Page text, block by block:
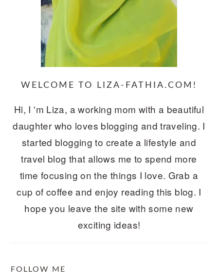
WELCOME TO LIZA-FATHIA.COM!
Hi, I 'm Liza, a working mom with a beautiful
daughter who loves blogging and traveling. I
started blogging to create a lifestyle and
travel blog that allows me to spend more
time focusing on the things I love. Grab a
cup of coffee and enjoy reading this blog. I
hope you leave the site with some new
exciting ideas!
FOLLOW ME